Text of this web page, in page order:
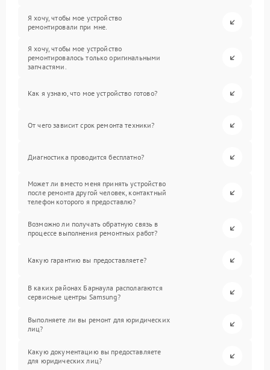
Я хочу, чтобы мое устройство
ремонтировали при мне.
Я хочу, чтобы мое устройство
ремонтировалось только оригинальными
запчастями.
Как я узнаю, что мое устройство готово?
От чего зависит срок ремонта техники?
Диагностика проводится бесплатно?
Может ли вместо меня принять устройство
после ремонта другой человек, контактный
телефон которого я предоставлю?
Возможно ли получать обратную связь в
процессе выполнения ремонтных работ?
Какую гарантию вы предоставляете?
В каких районах Барнаула располагаются
сервисные центры Samsung?
Выполняете ли вы ремонт для юридических
лиц?
Какую документацию вы предоставляете
для юридических лиц?